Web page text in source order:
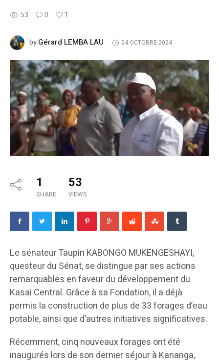
53 0 1
byGérard LEMBA LAU 24 OCTOBRE 2024
1
SHARE
53
VIEWS
Le sénateur Taupin KABONGO MUKENGESHAYI,
questeur du Sénat, se distingue par ses actions
remarquables en faveur du développement du
Kasai Central. Grâce à sa Fondation, il a déjà
permis la construction de plus de 33 forages d’eau
potable, ainsi que d’autres initiatives significatives.
Récemment, cinq nouveaux forages ont été
inaugurés lors de son dernier séjour à Kananga,